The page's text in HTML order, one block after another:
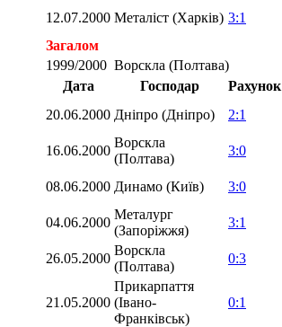
12.07.2000 Металіст (Харків) 3:1
Загалом
1999/2000 Ворскла (Полтава)
Дата
Господар Рахунок
20.06.2000 Дніпро (Дніпро) 2:1
16.06.2000
Ворскла
(Полтава)
3:0
08.06.2000 Динамо (Київ) 3:0
04.06.2000
Металург
(Запоріжжя)
3:1
26.05.2000
Ворскла
(Полтава)
0:3
21.05.2000
Прикарпаття
(Івано-
Франківськ)
0:1